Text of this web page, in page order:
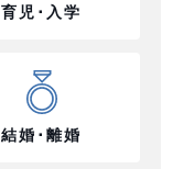
育児･入学
結婚･離婚